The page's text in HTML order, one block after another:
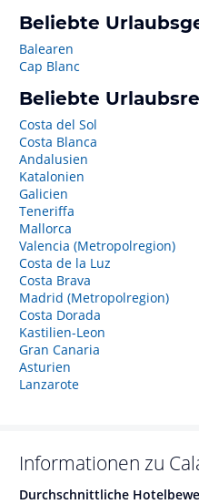
Beliebte
Balearen
Cap Blanc
Beliebte
Costa del Sol
Costa Blanca
Andalusien
Katalonien
Galicien
Teneriffa
Mallorca
Valencia (Metropolregion)
Costa de la Luz
Costa Brava
Madrid (Metropolregion)
Costa Dorada
Kastilien-Leon
Gran Canaria
Asturien
Lanzarote
Informationen zu
Durchschnittliche